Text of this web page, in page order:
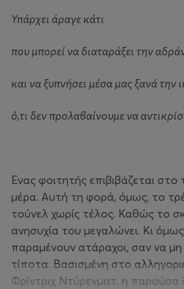
Υπάρχει άραγε κάτι
που μπορεί να διαταράξει την
και να ξυπνήσει μέσα μας ξανά την
ό,τι δεν προλαβαίνουμε να
Ένας φοιτητής επιβιβάζεται
μέρα. Αυτή τη φορά, όμως, το
τούνελ χωρίς τέλος. Καθώς το
ανησυχία του μεγαλώνει. Κι
παραμένουν ατάραχοι, σαν να μη
τίποτα. Βασισμένη στο
Φρίντριχ Ντύρενματ, η παρούσα